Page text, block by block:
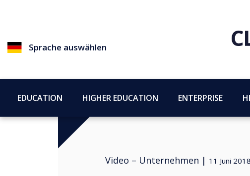
Sprache auswählen
EDUCATION HIGHER EDUCATION ENTERPRISE
Video – Unternehmen | 11 Juni 2018